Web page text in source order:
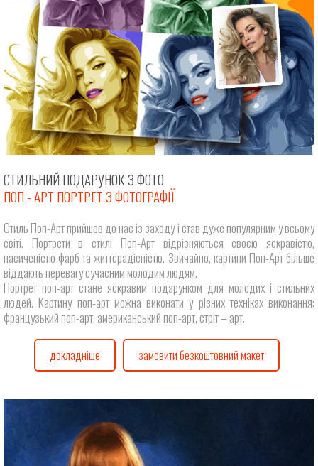
СТИЛЬНИЙ ПОДАРУНОК З ФОТО
ПОП - АРТ ПОРТРЕТ З ФОТОГРАФІЇ
Стиль Поп-Арт прийшов до нас із заходу і став дуже популярним у всьому
світі. Портрети в стилі Поп-Арт відрізняються своєю яскравістю,
насиченістю фарб та життєрадісністю. Звичайно, картини Поп-Арт більше
віддають перевагу сучасним молодим людям.
Портрет поп-арт стане яскравим подарунком для молодих і стильних
людей. Картину поп-арт можна виконати у різних техніках виконання:
французький поп-арт, американський поп-арт, стріт – арт.
докладніше замовити безкоштовний макет